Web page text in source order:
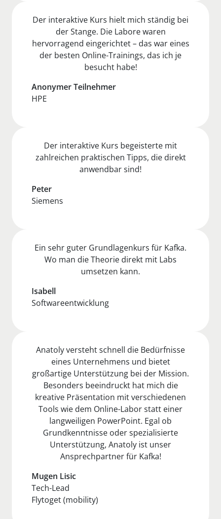
Der interaktive Kurs hielt mich ständig bei
der Stange. Die Labore waren
hervorragend eingerichtet – das war eines
der besten Online-Trainings, das ich je
besucht habe!
Anonymer Teilnehmer
HPE
Der interaktive Kurs begeisterte mit
zahlreichen praktischen Tipps, die direkt
anwendbar sind!
Peter
Siemens
Ein sehr guter Grundlagenkurs für Kafka.
Wo man die Theorie direkt mit Labs
umsetzen kann.
Isabell
Softwareentwicklung
Anatoly versteht schnell die Bedürfnisse
eines Unternehmens und bietet
großartige Unterstützung bei der Mission.
Besonders beeindruckt hat mich die
kreative Präsentation mit verschiedenen
Tools wie dem Online-Labor statt einer
langweiligen PowerPoint. Egal ob
Grundkenntnisse oder spezialisierte
Unterstützung, Anatoly ist unser
Ansprechpartner für Kafka!
Mugen Lisic
Tech-Lead
Flytoget (mobility)